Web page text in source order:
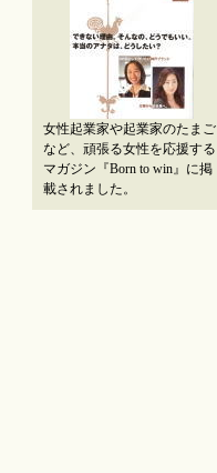
女性起業家や起業家のたまご
など、頑張る女性を応援する
マガジン『Born to win』に掲
載されました。